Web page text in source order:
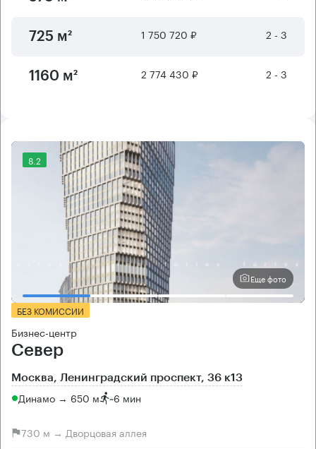
725 м² 1 750 720 ₽ 2 - 3
1160 м² 2 774 430 ₽ 2 - 3
8.2
Еще фото
БЕЗ КОМИССИИ
Бизнес-центр
Север
Москва, Ленинградский проспект, 36 к13
Динамо → 650 м ~6 мин
730 м → Дворцовая аллея